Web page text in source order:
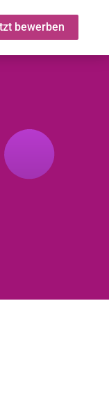
bewerben